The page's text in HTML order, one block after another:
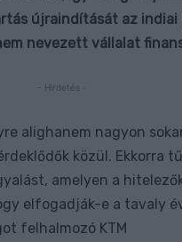
újraindítását az indiai
nevezett vállalat
- Hirdetés -
alighanem nagyon
közül. Ekkorra
amelyen a
elfogadják-e a tavaly
felhalmozó KTM